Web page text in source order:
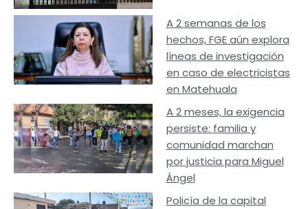
A 2 semanas de los
hechos, FGE aún explora
líneas de investigación
en caso de electricistas
en Matehuala
A 2 meses, la exigencia
persiste: familia y
comunidad marchan
por justicia para Miguel
Ángel
Policía de la capital